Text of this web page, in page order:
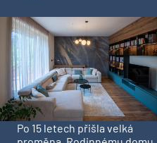
Po 15 letech přišla velká